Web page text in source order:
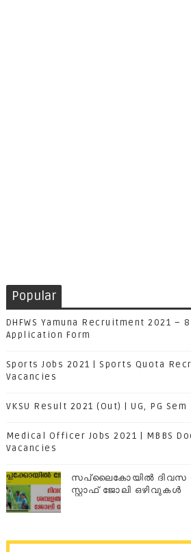
Popular
DHFWS Yamuna Recruitment 2021 –
Application Form
Sports Jobs 2021 | Sports Quota
Vacancies
VKSU Result 2021 (Out) | UG, PG
Medical Officer Jobs 2021 | MBBS
Vacancies
സപ്ലൈകോയില്‍ ദിവസ
സ്റ്റാഫ് ജോലി ഒഴിവുകൾ